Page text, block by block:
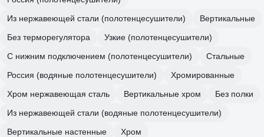
Из нержавеющей стали (полотенцесушители)
Вертикальные
Без терморегулятора
Узкие (полотенцесушители)
С нижним подключением (полотенцесушители)
Стальные
Россия (водяные полотенцесушители)
Хромированные
Хром нержавеющая сталь
Вертикальные хром
Без полки
Из нержавеющей стали (водяные полотенцесушители)
Вертикальные настенные
Хром